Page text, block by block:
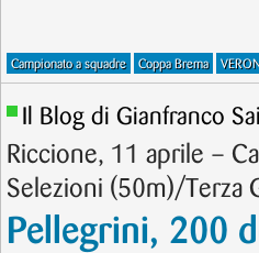
Campionato a squadre Coppa Brema
Il Blog di Gianfranco
Riccione, 11 aprile –
Selezioni (50m)/Terza
Pellegrini, 200